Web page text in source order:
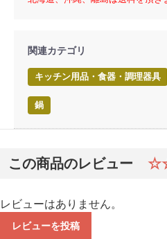
関連カテゴリ
キッチン用品・食器・調理器具
鍋
この商品のレビュー
レビューはありません。
レビューを投稿